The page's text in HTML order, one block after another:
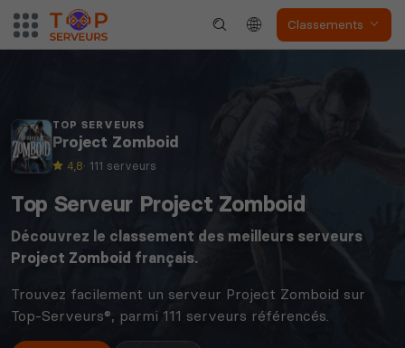
Classements
TOP SERVEURS
Project Zomboid
4,8· 111 serveurs
Top Serveur Project Zomboid
Découvrez le classement des meilleurs serveurs
Project Zomboid français.
Trouvez facilement un serveur Project Zomboid sur
Top-Serveurs®, parmi 111 serveurs référencés.